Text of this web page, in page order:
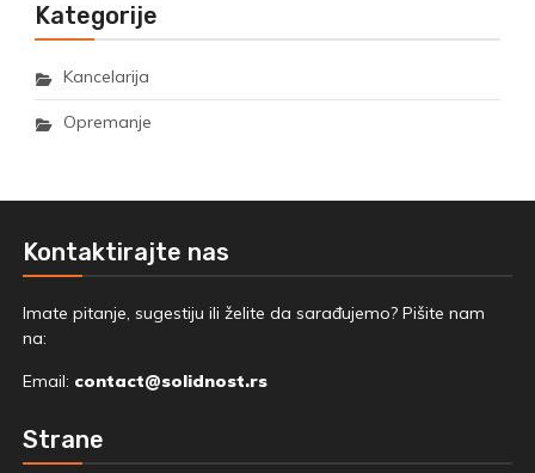
Kategorije
Kancelarija
Opremanje
Kontaktirajte nas
Imate pitanje, sugestiju ili želite da sarađujemo? Pišite nam
na:
Email: contact@solidnost.rs
Strane